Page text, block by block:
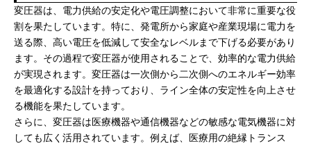
変圧器は、電力供給の安定化や電圧調整において非常に重要な役
割を果たしています。特に、発電所から家庭や産業現場に電力を
送る際、高い電圧を低減して安全なレベルまで下げる必要があり
ます。その過程で変圧器が使用されることで、効率的な電力供給
が実現されます。変圧器は一次側から二次側へのエネルギー効率
を最適化する設計を持っており、ライン全体の安定性を向上させ
る機能を果たしています。
さらに、変圧器は医療機器や通信機器などの敏感な電気機器に対
しても広く活用されています。例えば、医療用の絶縁トランス